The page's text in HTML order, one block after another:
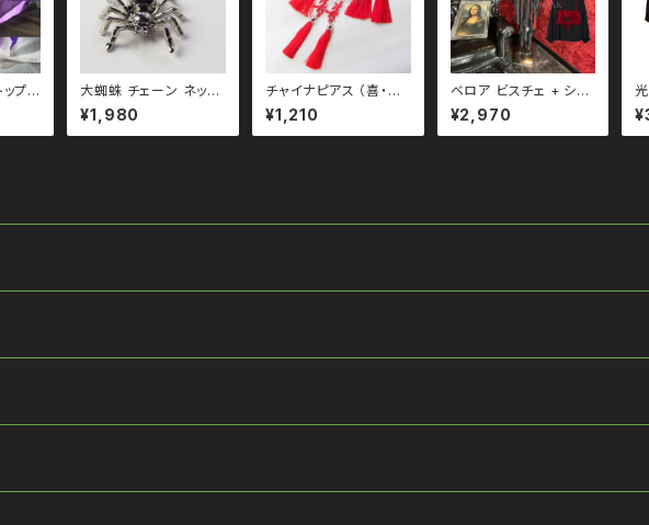
プス
ード
大蜘蛛 チェーン ネック
レス qac110037 ビ
ッグ スパイダー ゴス ゴ
シック ゴスロリ パンク
¥1,980
チャイナピアス （喜・福・
中華結び） qac210001
-p フリンジ
¥1,210
ベロア ビスチェ + シフ
ォン ブラウス トップス
qto110076 モード
ガーリー 韓国ファッショ
¥2,970